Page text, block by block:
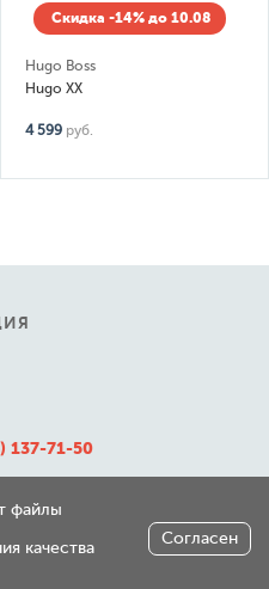
Скидка -14% до 10.08
Hugo Boss
Hugo XX
4 599 руб.
137-71-50
файлы
качества
Согласен